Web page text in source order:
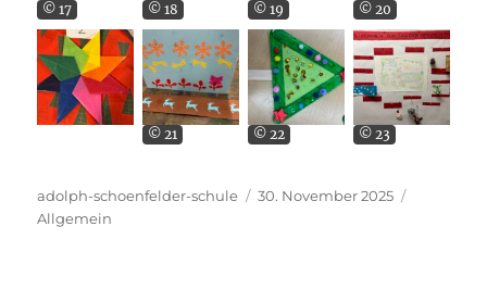
© 17 © 18 © 19 © 20
© 21 © 22 © 23
Autor
adolph-schoenfelder-schule
Veröffentlicht
30. November 2025
Allgemein